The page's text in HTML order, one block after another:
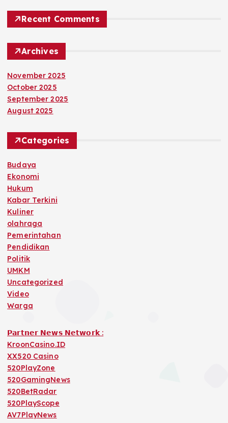
Recent Comments
Archives
November 2025
October 2025
September 2025
August 2025
Categories
Budaya
Ekonomi
Hukum
Kabar Terkini
Kuliner
olahraga
Pemerintahan
Pendidikan
Politik
UMKM
Uncategorized
Video
Warga
𝗣𝗮𝗿𝘁𝗻𝗲𝗿 𝗡𝗲𝘄𝘀 𝗡𝗲𝘁𝘄𝗼𝗿𝗸 :
KroonCasino.ID
XX520 Casino
520PlayZone
520GamingNews
520BetRadar
520PlayScope
AV7PlayNews